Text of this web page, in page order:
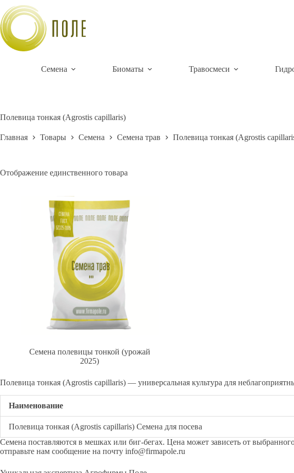
Перейти
сути
Семена Биоматы Травосмеси
Полевица тонкая (Agrostis capillaris)
Главная Товары Семена Семена трав Полевица тонкая (Agrostis
Отображение единственного товара
Семена полевицы тонкой (урожай
2025)
Полевица тонкая (Agrostis capillaris) — универсальная культура для
Наименование
Полевица тонкая (Agrostis capillaris) Семена для посева
Семена поставляются в мешках или биг-бегах. Цена может зависеть от
отправьте нам сообщение на почту info@firmapole.ru